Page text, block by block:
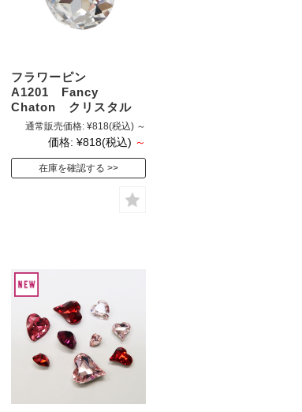
フラワーピン
A1201 Fancy
Chaton クリスタル
通常販売価格: ¥818(税込) ～
価格: ¥818(税込) ～
在庫を確認する